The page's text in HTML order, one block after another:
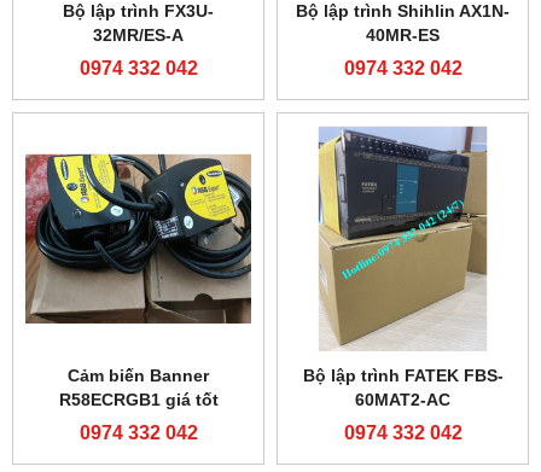
Bộ lập trình FX3U-
32MR/ES-A
0974 332 042
Bộ lập trình Shihlin AX1N-
40MR-ES
0974 332 042
Cảm biến Banner
R58ECRGB1 giá tốt
0974 332 042
Bộ lập trình FATEK FBS-
60MAT2-AC
0974 332 042